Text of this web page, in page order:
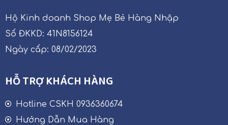
Hộ Kinh doanh Shop Mẹ Bé Hàng Nhập
Số ĐKKD: 41N8156124
Ngày cấp: 08/02/2023
HỖ TRỢ KHÁCH HÀNG
Hotline CSKH 0936360674
Hướng Dẫn Mua Hàng